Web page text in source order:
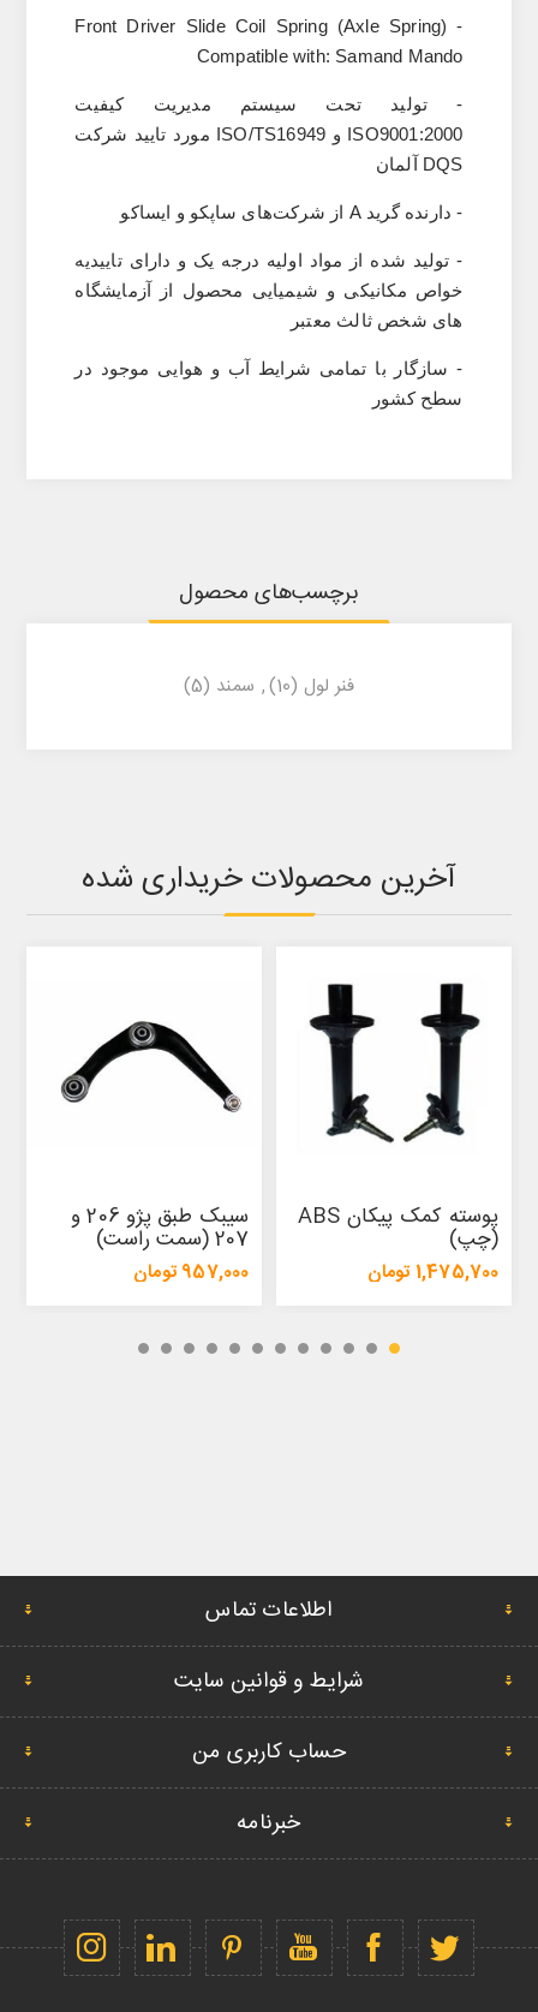
Front Driver Slide Coil Spring (Axle Spring) -
Compatible with: Samand Mando
- تولید تحت سیستم مدیریت کیفیت
ISO9001:2000 و ISO/TS16949 مورد تایید شرکت
DQS آلمان
- دارنده گریدA از شرکت‌های ساپکو و ایساکو
- تولید شده از مواد اولیه درجه یک و دارای تاییدیه
خواص مکانیکی و شیمیایی محصول از آزمایشگاه
های شخص ثالث معتبر
- سازگار با تمامی شرایط آب‌ و هوایی موجود در
سطح کشور
برچسب‌های محصول
فنر لول (10)
, سمند (5)
آخرین محصولات خریداری شده
پوسته کمک پیکان ABS
(چپ)
1,475,700 تومان
سیبک طبق پژو 206 و
207 (سمت راست)
957,000 تومان
اطلاعات تماس
شرایط و قوانین سایت
حساب کاربری من
خبرنامه